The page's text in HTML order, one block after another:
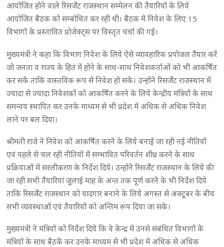
आयोजित होने वाले रिसर्जेंट राजस्थान सम्मेलन की तैयारियों के लिये
आयोजित बैठक को सम्बोधित कर रही थी। बैठक में निवेश के लिए 15
विभागों के प्रस्तावित प्रोजेक्ट्स पर विस्तृत चर्चा की गई।
मुख्यमंत्री ने कहा कि विभाग निवेश के लिये ऐसे व्यावहारिक प्रपोजल तैयार करें
जो जनता व राज्य के हित में होने के साथ-साथ निवेशकर्ताओं को भी आकर्षित
कर सकें ताकि वास्तविक रूप से निवेश हो सके। उन्होंने रिसर्जेंट राजस्थान में
ज्यादा से ज्यादा निवेशकों को आकर्षित करने के लिये केन्द्रीय मंत्रियों के साथ
समन्वय स्थापित कर उनके माध्यम से भी प्रदेश में अधिक से अधिक निवेश
लाने पर बल दिया।
श्रीमती राजे ने निवेश को आकर्षित करने के लिये बनाई जा रही नई नीतियों
एवं पहले से चल रही नीतियों में सम्भावित परिवर्तन शीघ्र करने के साथ
प्रक्रियाओं में सरलीकरण के निर्देश दिये। उन्होंने रिसर्जेंट राजस्थान के लिये की
जा रही सभी तैयारियां जुलाई माह के अन्त तक पूर्ण करने के भी निर्देश दिये
ताकि रिसर्जेंट राजस्थान को यादगार बनाने के लिये अगस्त से अक्टूबर के बीच
सभी व्यवस्थाओं एवं तैयारियों को अन्तिम रूप दिया जा सके।
मुख्यमंत्री ने मंत्रियों को निर्देश दिये कि वे केन्द्र में उनसे संबंधित विभागों के
मंत्रियों के साथ बैठकें कर उनके माध्यम से भी प्रदेश में अधिक से अधिक